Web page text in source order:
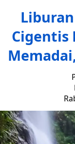
Cigentis